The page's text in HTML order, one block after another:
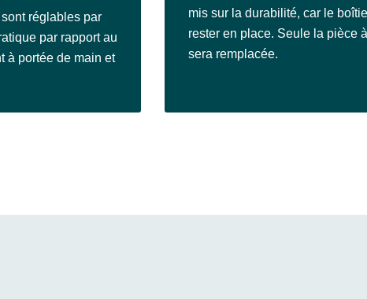
réglables par
par rapport au
à portée de main et
mis sur la durabilité, car le
rester en place. Seule la pièce
sera remplacée.